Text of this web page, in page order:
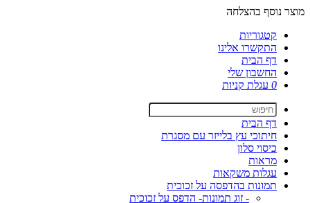
מוצר נוסף בהצלחה
קטגוריות
התקשרו אלינו
דף הבית
החשבון שלי
0 עגלת קניות
דף הבית
חיתוכי עץ בלייזר עם מסגרת
כיסוי סלון
מראות
עגלות משקאות
תמונות בהדפסה על זכוכית
- זוג תמונות- הדפס על זכוכית